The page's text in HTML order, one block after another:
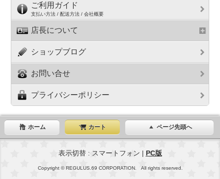
ご利用ガイド
支払い方法 / 配送方法 / 会社概要
店長について
ショップブログ
お問い合せ
プライバシーポリシー
ホーム カート ページ先頭へ
表示切替 : スマートフォン | PC版
Copyright © REGULUS.69 CORPORATION. All rights reserved.